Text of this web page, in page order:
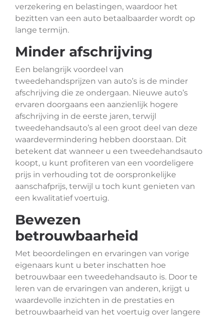
verzekering en belastingen, waardoor het
bezitten van een auto betaalbaarder wordt op
lange termijn.
Minder afschrijving
Een belangrijk voordeel van
tweedehandsprijzen van auto’s is de minder
afschrijving die ze ondergaan. Nieuwe auto’s
ervaren doorgaans een aanzienlijk hogere
afschrijving in de eerste jaren, terwijl
tweedehandsauto’s al een groot deel van deze
waardevermindering hebben doorstaan. Dit
betekent dat wanneer u een tweedehandsauto
koopt, u kunt profiteren van een voordeligere
prijs in verhouding tot de oorspronkelijke
aanschafprijs, terwijl u toch kunt genieten van
een kwalitatief voertuig.
Bewezen
betrouwbaarheid
Met beoordelingen en ervaringen van vorige
eigenaars kunt u beter inschatten hoe
betrouwbaar een tweedehandsauto is. Door te
leren van de ervaringen van anderen, krijgt u
waardevolle inzichten in de prestaties en
betrouwbaarheid van het voertuig over langere